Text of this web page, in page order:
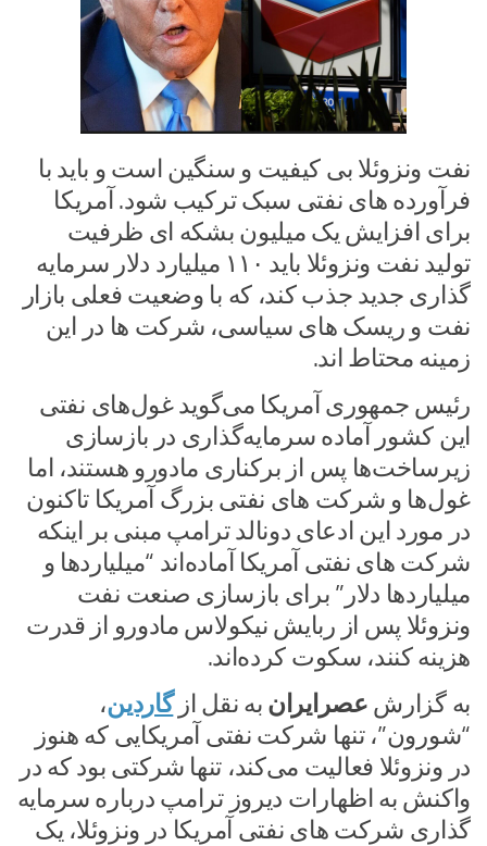
نفت ونزوئلا بی کیفیت و سنگین است و باید با
فرآورده های نفتی سبک ترکیب شود. آمریکا
برای افزایش یک میلیون بشکه ای ظرفیت
تولید نفت ونزوئلا باید ۱۱۰ میلیارد دلار سرمایه
گذاری جدید جذب کند، که با وضعیت فعلی بازار
نفت و ریسک های سیاسی، شرکت ها در این
زمینه محتاط اند.
رئیس جمهوری آمریکا می‌گوید غول‌های نفتی
این کشور آماده سرمایه‌گذاری در بازسازی
زیرساخت‌ها پس از برکناری مادورو هستند، اما
غول‌ها و شرکت های نفتی بزرگ آمریکا تاکنون
در مورد این ادعای دونالد ترامپ مبنی بر اینکه
شرکت های نفتی آمریکا آماده‌اند “میلیاردها و
میلیاردها دلار” برای بازسازی صنعت نفت
ونزوئلا پس از ربایش نیکولاس مادورو از قدرت
هزینه کنند، سکوت کرده‌اند.
به گزارش عصرایران به نقل ازگاردین،
“شورون”، تنها شرکت نفتی آمریکایی که هنوز
در ونزوئلا فعالیت می‌کند، تنها شرکتی بود که در
واکنش به اظهارات دیروز ترامپ درباره سرمایه
گذاری شرکت های نفتی آمریکا در ونزوئلا، یک